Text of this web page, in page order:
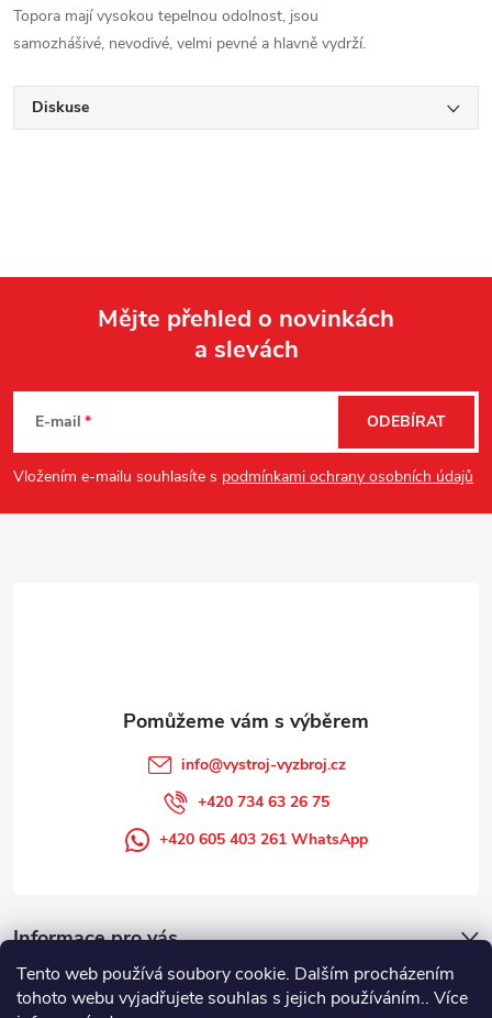
Tento web používá soubory cookie. Dalším procházením
tohoto webu vyjadřujete souhlas s jejich používáním.. Více
Topora mají vysokou tepelnou odolnost, jsou
samozhášivé, nevodivé, velmi pevné a hlavně vydrží.
Diskuse
p
a
Mějte přehled o novinkách
a slevách
E-mail
Vložením e-mailu souhlasíte s podmínkami ochrany osobních údajů
ODEBÍRAT
Informace pro vás
info@vystroj-vyzbroj.cz
+420 734 63 26 75
+420 605 403 261 WhatsApp